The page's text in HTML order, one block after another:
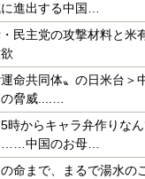
軍創設70周年国際観艦式（
進出する中国…
民主党の攻撃材料と米
運命共同体〟の日米台＞
脅威....…
時からキャラ弁作りな
……中国のお母…
命まで、まるで湯水の